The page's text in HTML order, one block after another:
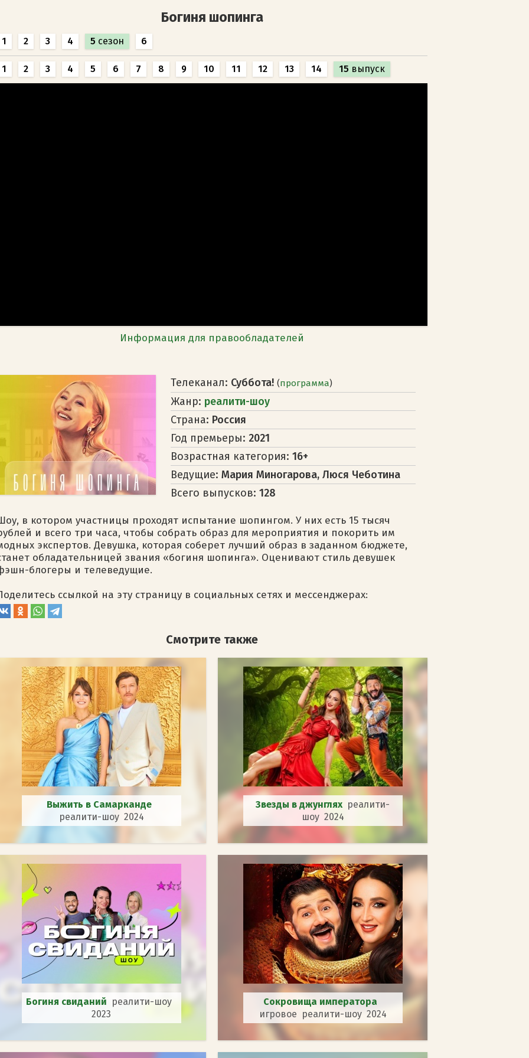
Богиня шопинга
1 2 3 4 5 сезон 6
1 2 3 4 5 6 7 8 9 10 11 12 13 14 15 выпуск
Информация для правообладателей
Телеканал: Суббота! (программа)
Жанр: реалити-шоу
Страна: Россия
Год премьеры: 2021
Возрастная категория: 16+
Ведущие: Мария Миногарова, Люся Чеботина
Всего выпусков: 128
в котором участницы проходят испытание шопингом. У них есть 15 тысяч
и всего три часа, чтобы собрать образ для мероприятия и покорить им
экспертов. Девушка, которая соберет лучший образ в заданном бюджете,
обладательницей звания «богиня шопинга». Оценивают стиль девушек
блогеры и телеведущие.
ссылкой на эту страницу в социальных сетях и мессенджерах:
Смотрите также
Выжить в Самарканде
реалити-шоу 2024
Звезды в джунглях реалити-
шоу 2024
Богиня свиданий реалити-шоу
2023
Сокровища императора
игровое реалити-шоу 2024